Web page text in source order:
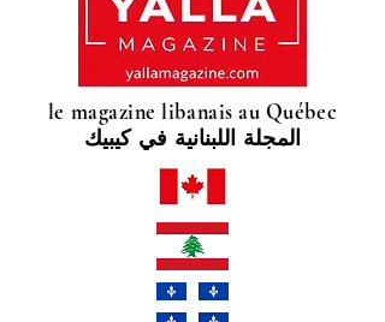
le magazine libanais au Québec
المجلة اللبنانية في كيبيك